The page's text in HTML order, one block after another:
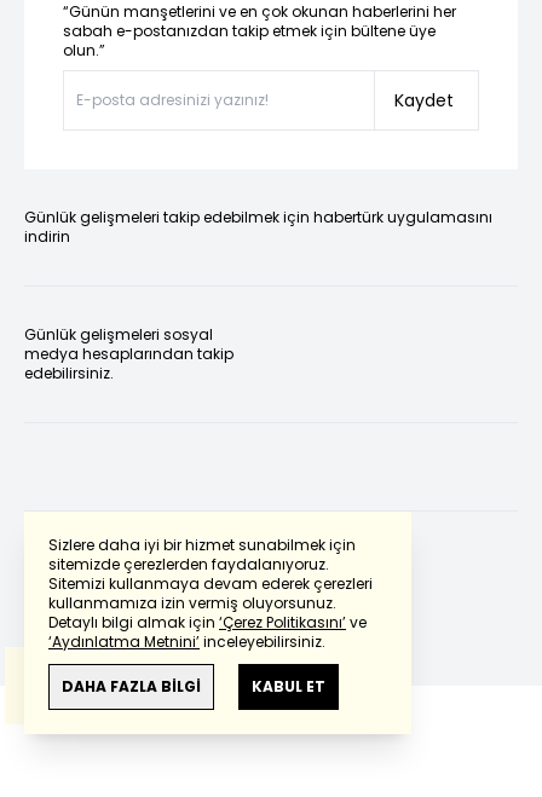
Sizlere daha iyi bir hizmet sunabilmek için
sitemizde çerezlerden faydalanıyoruz.
Sitemizi kullanmaya devam ederek çerezleri
kullanmamıza izin vermiş oluyorsunuz.
Detaylı bilgi almak için ‘Çerez Politikasını’ve
‘Aydınlatma Metnini’inceleyebilirsiniz.
DAHA FAZLA BİLGİ KABUL ET
“Günün manşetlerini ve en çok okunan haberlerini her
sabah e-postanızdan takip etmek için bültene üye
olun.”
Kaydet
Günlük gelişmeleri takip edebilmek için habertürk uygulamasını
indirin
Günlük gelişmeleri sosyal
medya hesaplarından takip
edebilirsiniz.
Powered by Translate
Bu çevirideGoogle Transletekullanılmıştır.
Anlam ve çeviri hatalarından
haberturk.com
sorumlu değildir.